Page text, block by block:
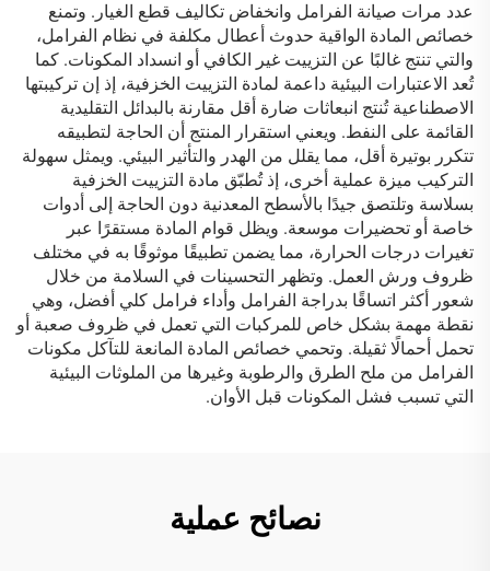
عدد مرات صيانة الفرامل وانخفاض تكاليف قطع الغيار. وتمنع
خصائص المادة الواقية حدوث أعطال مكلفة في نظام الفرامل،
والتي تنتج غالبًا عن التزييت غير الكافي أو انسداد المكونات. كما
تُعد الاعتبارات البيئية داعمة لمادة التزييت الخزفية، إذ إن تركيبتها
الاصطناعية تُنتج انبعاثات ضارة أقل مقارنة بالبدائل التقليدية
القائمة على النفط. ويعني استقرار المنتج أن الحاجة لتطبيقه
تتكرر بوتيرة أقل، مما يقلل من الهدر والتأثير البيئي. ويمثل سهولة
التركيب ميزة عملية أخرى، إذ تُطبّق مادة التزييت الخزفية
بسلاسة وتلتصق جيدًا بالأسطح المعدنية دون الحاجة إلى أدوات
خاصة أو تحضيرات موسعة. ويظل قوام المادة مستقرًا عبر
تغيرات درجات الحرارة، مما يضمن تطبيقًا موثوقًا به في مختلف
ظروف ورش العمل. وتظهر التحسينات في السلامة من خلال
شعور أكثر اتساقًا بدراجة الفرامل وأداء فرامل كلي أفضل، وهي
نقطة مهمة بشكل خاص للمركبات التي تعمل في ظروف صعبة أو
تحمل أحمالًا ثقيلة. وتحمي خصائص المادة المانعة للتآكل مكونات
الفرامل من ملح الطرق والرطوبة وغيرها من الملوثات البيئية
التي تسبب فشل المكونات قبل الأوان.
نصائح عملية